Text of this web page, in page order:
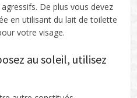
De plus vous devez
en utilisant du lait de toilette
votre visage.
au soleil, utilisez